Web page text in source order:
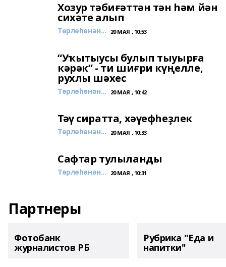
Хозур тәбиғәттән тән һәм йән
сихәте алып
Төрлөһөнән... 20 МАЯ , 10:53
“Уҡытыусы булып тыуырға
кәрәк” - ти шиғри күңелле,
рухлы шәхес
Төрлөһөнән... 20 МАЯ , 10:42
Тәү сиратта, хәүефһеҙлек
Төрлөһөнән... 20 МАЯ , 10:33
Сафтар тулыланды
Төрлөһөнән... 20 МАЯ , 10:31
Партнеры
Фотобанк
журналистов РБ
Рубрика "Еда и
напитки"